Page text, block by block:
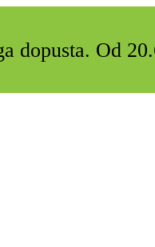
dopusta. Od